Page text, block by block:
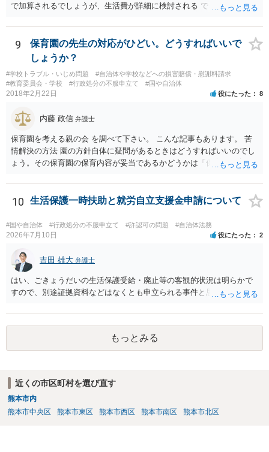
で加算されるでしょうが、生活費が詳細に検討される でしょう。 退職
が分与額になるでしょう。 一度家裁に離婚調停の申立てをしないと、
いつまで立っても、 目処がつかないかもしれないですね。
9
保育園の先生の対応がひどい。どうすればいいで
しょうか？
#学校トラブル・いじめ問題
#自治体や学校などへの損害賠償・慰謝料請求
#教育委員会・学校
#行政処分の不服申立て #国や自治体
2018年2月22日 役にたった 8
内藤 政信 弁護士
保育園を考える親の会 を調べて下さい。 こんな記事もあります。 苦
情解決の方法 園の方針自体に疑問があるときはどうすればいいのでし
ょう。その保育園の保育内容が妥当であるかどうかは「保育所保育指
だけで問題が解決できずにこじれた時には、苦情を文書にして保育園
に提出しましょう。園は保護者の苦情に耳を傾けなくてはならないと
三）。さらに苦情解決のための第三者委員を施設ごとにおくことも指
導されています。 保育園との相談や交渉で解決できない時には、区市
「福祉サービス運営適正化委員会」が設置されています。 認可保育所
はもちろんのこと、認可外の保育施設でも補助金を受けている施設
は、市や区、都道府県などの責任の範囲内にありますから、役所も相
談に応じなくてはなりません。
10 生活保護一時扶助と就労自立支援金申請について
#国や自治体 #行政処分の不服申立て #許認可の問題 #自治体法務
2026年7月10日 役にたった 2
吉田 雄大 弁護士
はい、ごきょうだいの生活保護受給・廃止等の客観的状況は明らかで
すので、別途証拠資料などはなくとも申立られる事件と思います。
もっとみる
近くの市区町村を選び直す
熊本市内
熊本市中央区
熊本市東区 熊本市西区 熊本市南区 熊本市北区